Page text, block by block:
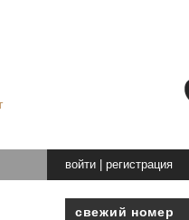
войти| регистрация
свежий номер